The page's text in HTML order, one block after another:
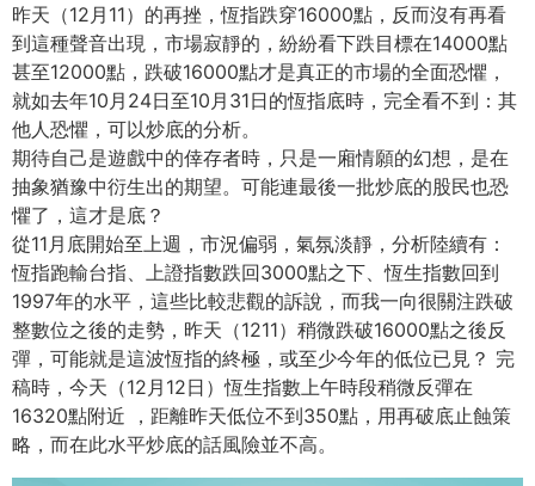
昨天（12月11）的再挫，恆指跌穿16000點， 反而沒有再看
到這種聲音出現，市場寂靜的， 紛紛看下跌目標在14000點
甚至12000點， 跌破16000點才是真正的市場的全面恐懼，
就如去年10月24日至10月31日的恆指底時，完全看不到： 其
他人恐懼，可以炒底的分析。
期待自己是遊戲中的倖存者時，只是一廂情願的幻想， 是在
抽象猶豫中衍生出的期望。 可能連最後一批炒底的股民也恐
懼了，這才是底？
從11月底開始至上週，市況偏弱，氣氛淡靜，分析陸續有：
恆指跑輸台指、上證指數跌回3000點之下、恆生指數回到
1997年的水平，這些比較悲觀的訴說， 而我一向很關注跌破
整數位之後的走勢，昨天（1211） 稍微跌破16000點之後反
彈，可能就是這波恆指的終極， 或至少今年的低位已見？ 完
稿時，今天（12月12日）恆生指數上午時段稍微反彈在
16320點附近 ，距離昨天低位不到350點，用再破底止蝕策
略， 而在此水平炒底的話風險並不高。